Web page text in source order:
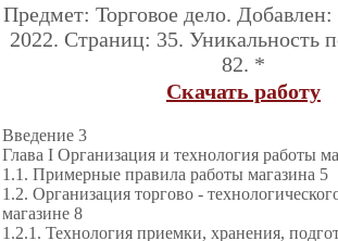
Предмет: Торговое дело. Добавлен:
2022. Страниц: 35. Уникальность
82. *
Скачать работу
Введение 3
Глава I Организация и технология работы
1.1. Примерные правила работы магазина 5
1.2. Организация торгово -
магазине 8
1.2.1. Технология приемки, хранения,